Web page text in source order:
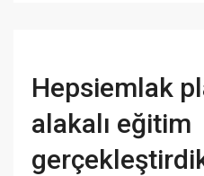
Hepsiemlak
alakalı eğitim